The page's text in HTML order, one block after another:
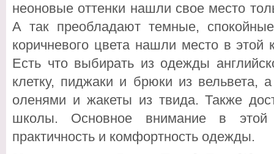
неоновые оттенки нашли свое место
А так преобладают темные,
коричневого цвета нашли место в этой
Есть что выбирать из одежды
клетку, пиджаки и брюки из вельвета,
оленями и жакеты из твида. Также
школы. Основное внимание в этой
практичность и комфортность одежды.